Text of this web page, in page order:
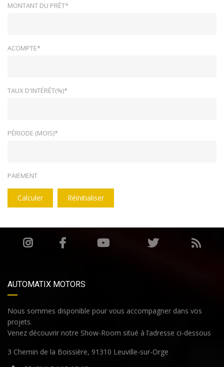
MONTANT DU PRÊT*
ACOMPTE*
TAUX D'INTÉRÊT(%)*
PÉRIODE (MOIS)*
PAIEMENT
Calculer Réinitialiser
AUTOMATIX MOTORS
Nous sommes disponible pour vous accompagner dans vos
projets.
Venez découvrir notre Show-Room situé à l’adresse ci-dessous
3 Chemin de la Boissière, 91310 Leuville-sur-Orge